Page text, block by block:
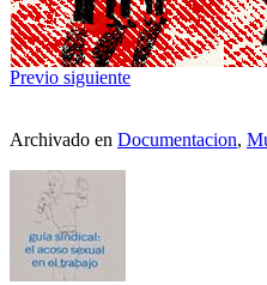
Previo siguiente
Archivado en Documentacion,